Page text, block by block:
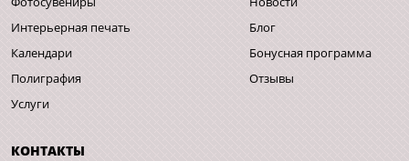
Интерьерная печать
Календари
Полиграфия
Услуги
Блог
Бонусная программа
Отзывы
КОНТАКТЫ